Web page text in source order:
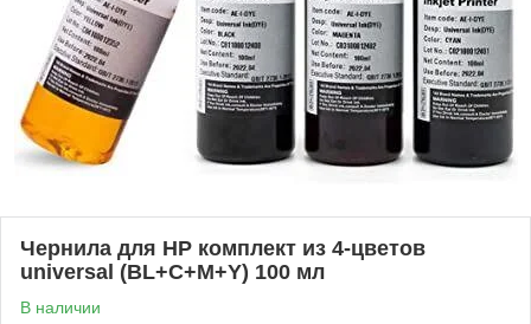
Чернила для HP комплект из 4-цветов
universal (BL+C+M+Y) 100 мл
В наличии